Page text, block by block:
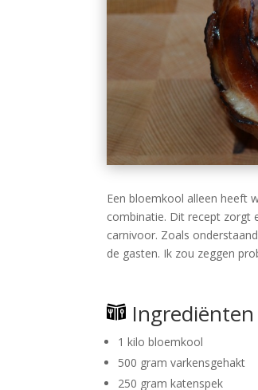
Een bloemkool alleen heeft
combinatie. Dit recept zorgt
carnivoor. Zoals
de gasten. Ik zou zeggen
Ingrediënten
1 kilo bloemkool
500 gram varkensgehakt
250 gram katenspek